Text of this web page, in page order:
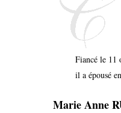
Fiancé le 11
il a épousé
Marie Anne